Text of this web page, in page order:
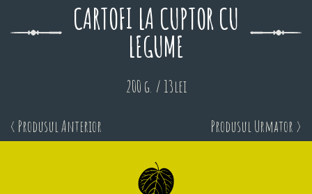
CARTOFI LA CUPTOR CU
LEGUME
200 g. / 13lei
< Produsul Anterior Produsul Urmator >